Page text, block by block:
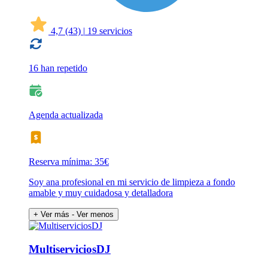
4,7 (43) | 19 servicios
16 han repetido
Agenda actualizada
Reserva mínima: 35€
Soy ana profesional en mi servicio de limpieza a fondo
amable y muy cuidadosa y detalladora
+ Ver más - Ver menos
MultiserviciosDJ